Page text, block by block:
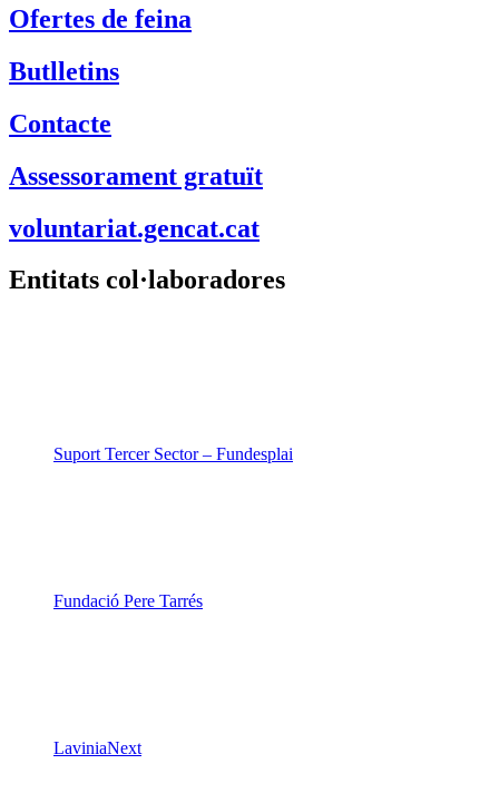
Ofertes de feina
Butlletins
Contacte
Assessorament gratuït
voluntariat.gencat.cat
Entitats col·laboradores
Suport Tercer Sector – Fundesplai